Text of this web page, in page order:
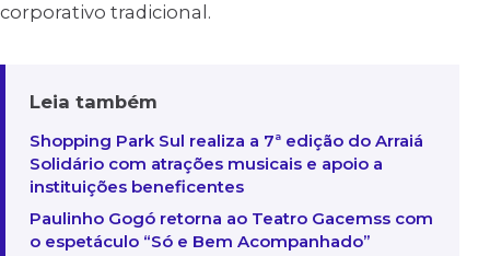
corporativo tradicional.
Leia também
Shopping Park Sul realiza a 7ª edição do Arraiá
Solidário com atrações musicais e apoio a
instituições beneficentes
Paulinho Gogó retorna ao Teatro Gacemss com
o espetáculo “Só e Bem Acompanhado”